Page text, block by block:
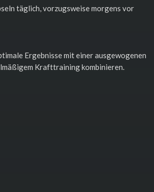
täglich, vorzugsweise morgens vor
Ergebnisse mit einer ausgewogenen
Krafttraining kombinieren.